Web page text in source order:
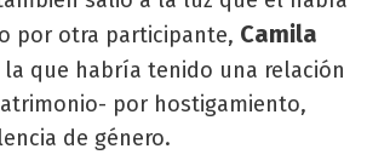
por otra participante, Camila
la que habría tenido una relación
por hostigamiento,
de género.